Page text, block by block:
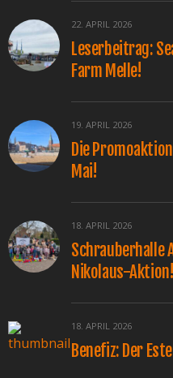
22. APRIL 2026
Leserbeitrag:
Farm Melle!
19. APRIL 2026
Die
Mai!
18. APRIL 2026
Schrauberhalle
Nikolaus-Aktion!
18. APRIL 2026
Benefiz: Der